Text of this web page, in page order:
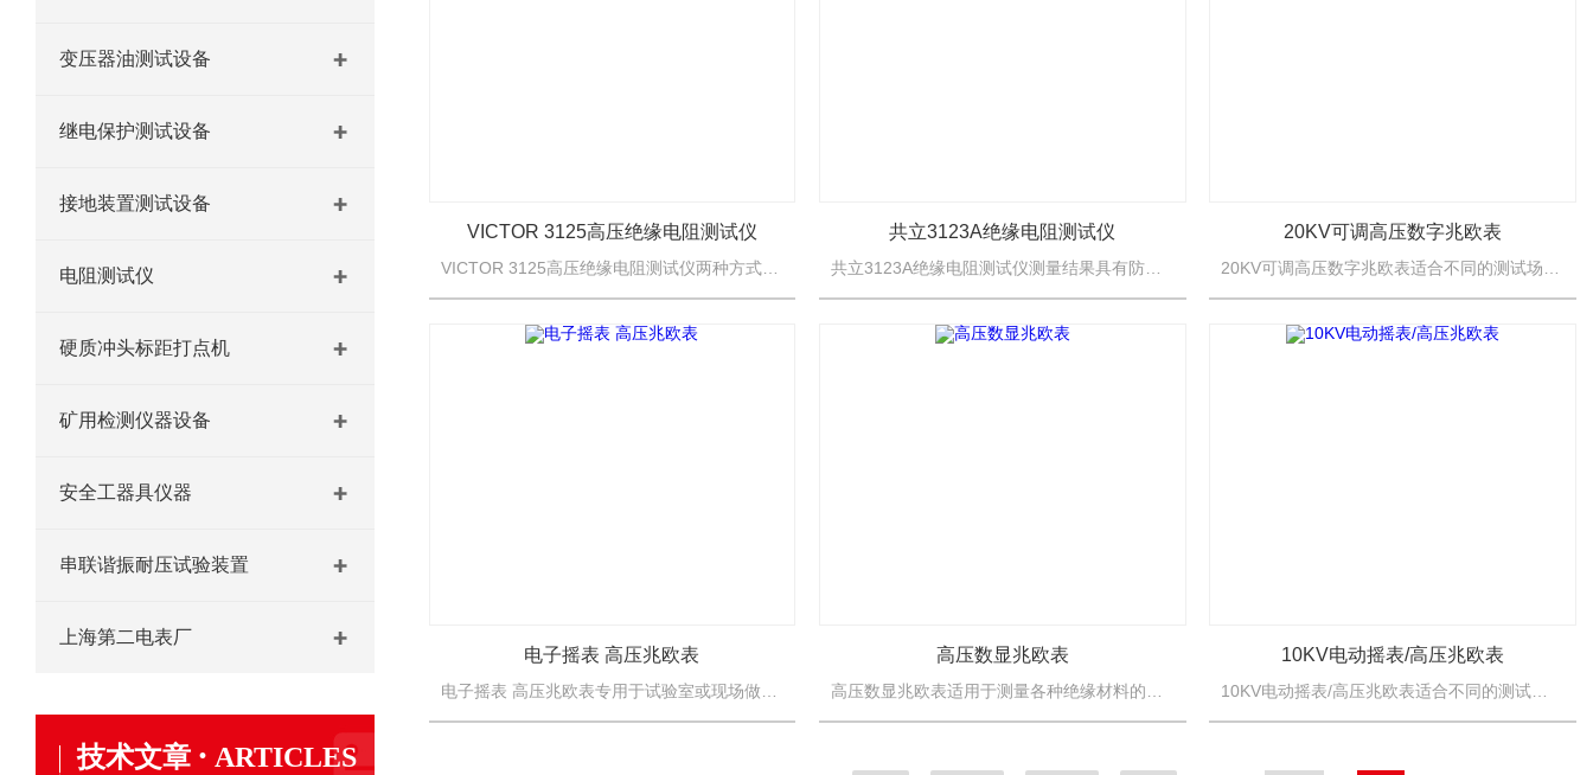
变压器油测试设备
继电保护测试设备
接地装置测试设备
电阻测试仪
硬质冲头标距打点机
矿用检测仪器设备
安全工器具仪器
串联谐振耐压试验装置
上海第二电表厂
技术文章 · ARTICLES
VICTOR 3125高压绝缘电阻测试仪
VICTOR 3125高压绝缘电阻测试仪两种方式同步显示绝缘阻值。机械指针采用超薄型张丝结构抗震能力强。机械指针的采用可容易观察绝缘电阻的变化范围，点阵液晶屏的采用可指导用户操作仪表并可精确得出测量结...
共立3123A绝缘电阻测试仪
共立3123A绝缘电阻测试仪测量结果具有防掉电功能等特点。是测量大容量变压器、互感器、发电机、高压电动机、电力电容、电力电缆、避雷器等绝缘电阻的理想测试仪器。
20KV可调高压数字兆欧表
电子摇表 高压兆欧表 高压数显兆欧表 10KV电动摇表/高压兆欧表